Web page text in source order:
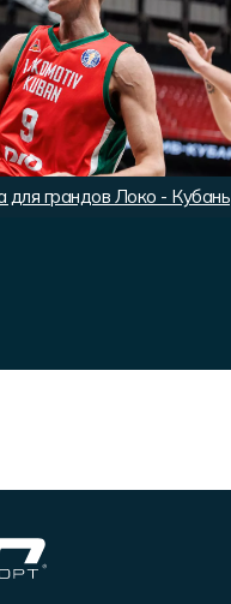
для грандов Локо - Кубань